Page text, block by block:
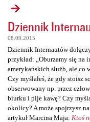
Dziennik
08.09.2015
Dziennik Internautów
przykład: „Oburzamy się na
amerykańskich służb, ale
Czy myślałeś, że gdy stoisz
obserwowany np. przez
biurku i pije kawę? Czy
okolicy? A może spojrzysz
artykuł Marcina Maja: Ktoś